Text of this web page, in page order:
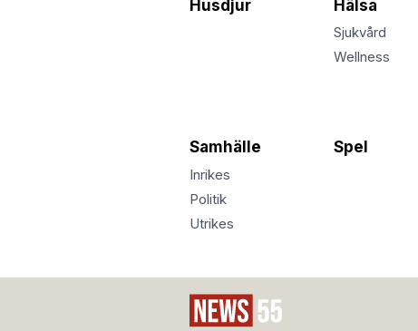
Husdjur Hälsa
Sjukvård
Wellness
Samhälle
Inrikes
Politik
Utrikes
Spel